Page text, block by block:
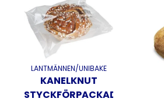
LANTMÄNNEN/UNIBAKE
KANELKNUT
STYCKFÖRPACKAD